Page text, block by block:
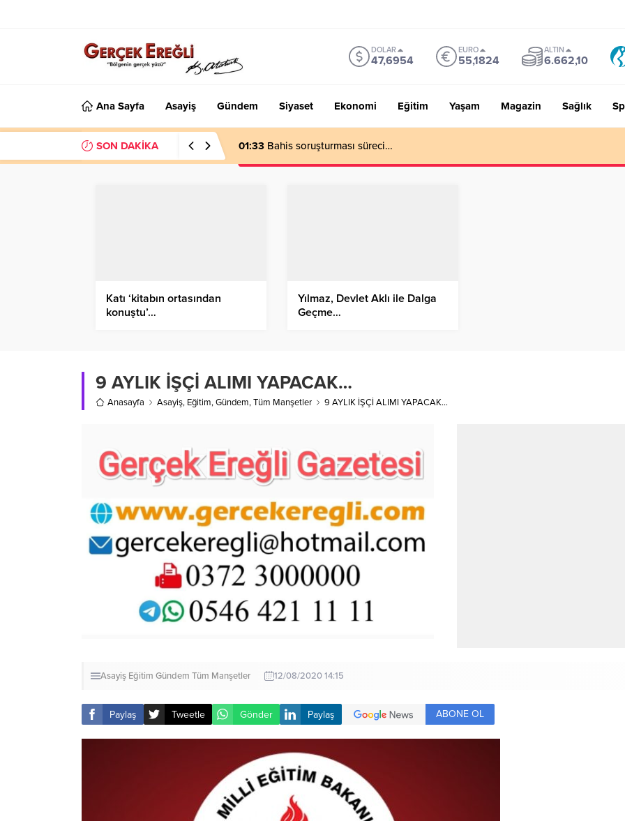
DOLAR
47,6954
EURO
55,1824
ALTIN
6.662,10
Ana Sayfa Asayiş Gündem Siyaset Ekonomi Eğitim Yaşam Magazin Sağlık
SON DAKİKA 01:33 Bahis soruşturması süreci…
Katı ‘kitabın ortasından
konuştu’…
Yılmaz, Devlet Aklı ile Dalga
Geçme…
9 AYLIK İŞÇİ ALIMI YAPACAK…
Anasayfa Asayiş, Eğitim,Gündem,Tüm Manşetler 9 AYLIK İŞÇİ ALIMI YAPACAK…
Asayiş Eğitim Gündem Tüm Manşetler 12/08/2020 14:15
Paylaş Tweetle Gönder Paylaş ABONE OL